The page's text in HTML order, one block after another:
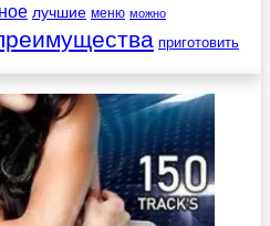
лучшие меню можно
приготовить